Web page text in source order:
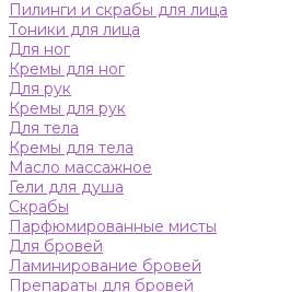
Пилинги и скрабы для лица
Тоники для лица
Для ног
Кремы для ног
Для рук
Кремы для рук
Для тела
Кремы для тела
Масло массажное
Гели для душа
Скрабы
Парфюмированные мисты
Для бровей
Ламинирование бровей
Препараты для бровей